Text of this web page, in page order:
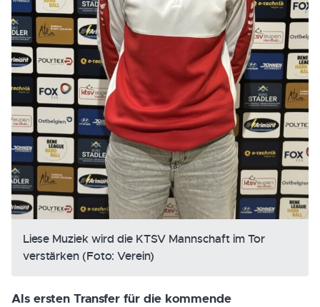
Liese Muziek wird die KTSV Mannschaft im Tor
verstärken (Foto: Verein)
Als ersten Transfer für die kommende